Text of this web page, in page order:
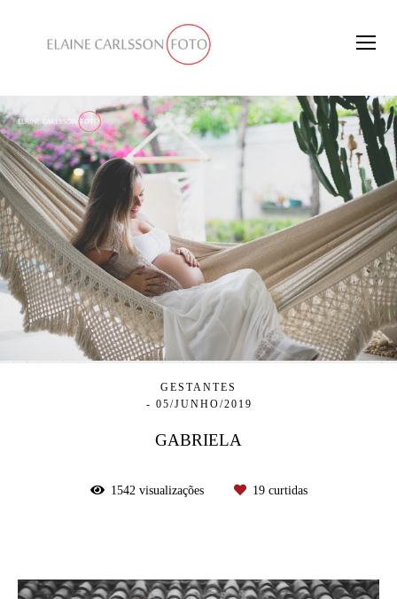
GESTANTES
05/JUNHO/2019
GABRIELA
1542 visualizações 19curtidas